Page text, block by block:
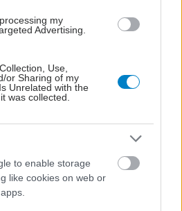
my
Advertising.
Use,
or Sharing of my
Unrelated with the
was collected.
to enable storage
like cookies on web or
Σχολίου